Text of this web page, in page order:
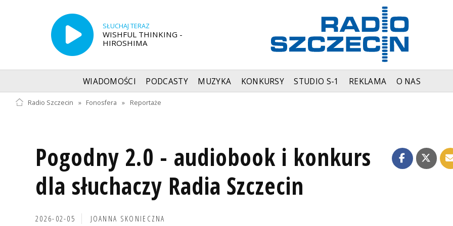
SŁUCHAJ TERAZ
WISHFUL THINKING -
HIROSHIMA
WIADOMOŚCI PODCASTY MUZYKA KONKURSY STUDIO S-1 REKLAMA O NAS
Radio Szczecin » Fonosfera » Reportaże
Pogodny 2.0 - audiobook i konkurs
dla słuchaczy Radia Szczecin
2026-02-05 JOANNA SKONIECZNA